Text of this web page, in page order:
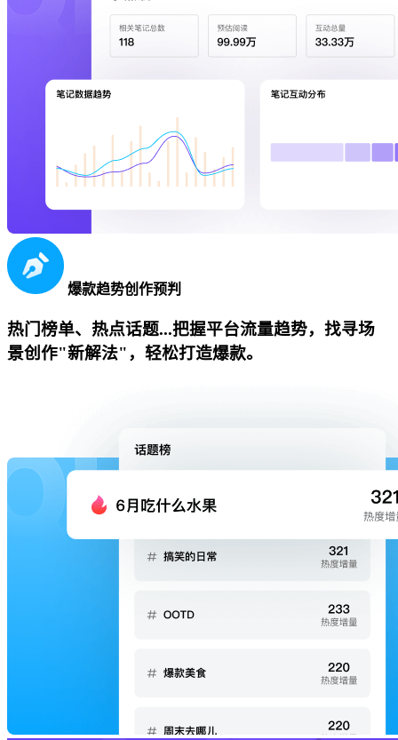
爆款趋势创作预判
热门榜单、热点话题...把握平台流量趋势，找寻场
景创作"新解法"，轻松打造爆款。